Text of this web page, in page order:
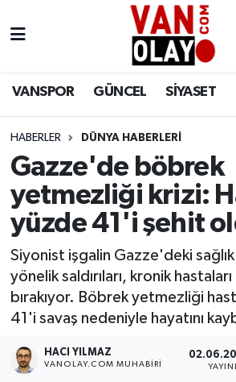
VANSPOR GÜNCEL SİYASET
HABERLER DÜNYA HABERLERİ
Gazze'de böbrek
yetmezliği krizi:
yüzde 41'i şehit
Siyonist işgalin Gazze'deki
yönelik saldırıları, kronik
bırakıyor. Böbrek yetmezliği
41'i savaş nedeniyle hayatını
HACI YILMAZ
VANOLAY.COM MUHABIRI
Siyaset
Ekonomi
Sağlık
Eğitim
Bilim & Teknoloji
Dünya
Van Nöbetçi Eczaneler
Van Namaz Vakitleri
Van Trafik Yoğunluk Haritası
Süper Lig Puan Durumu ve
Tüm Manşetler
Son Dakika Haberleri
Haber Arşivi